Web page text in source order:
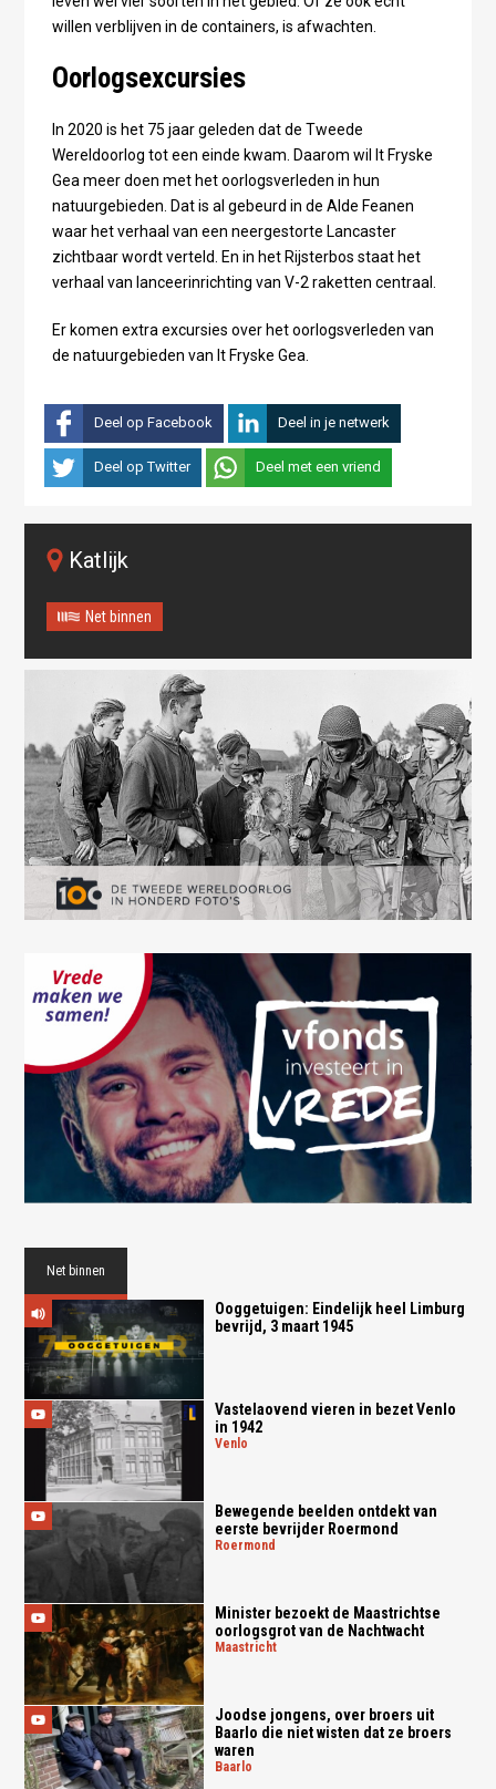
willen verblijven in de containers, is afwachten.
Oorlogsexcursies
In 2020 is het 75 jaar geleden dat de Tweede
Wereldoorlog tot een einde kwam. Daarom wil It Fryske
Gea meer doen met het oorlogsverleden in hun
natuurgebieden. Dat is al gebeurd in de Alde Feanen
waar het verhaal van een neergestorte Lancaster
zichtbaar wordt verteld. En in het Rijsterbos staat het
verhaal van lanceerinrichting van V-2 raketten centraal.
Er komen extra excursies over het oorlogsverleden van
de natuurgebieden van It Fryske Gea.
Deel op Facebook Deel in je netwerk
Deel op Twitter Deel met een vriend
Katlijk
Net binnen
Net binnen
Ooggetuigen: Eindelijk heel Limburg
bevrijd, 3 maart 1945
Vastelaovend vieren in bezet Venlo
in 1942
venlo
Bewegende beelden ontdekt van
eerste bevrijder Roermond
roermond
Minister bezoekt de Maastrichtse
oorlogsgrot van de Nachtwacht
maastricht
Joodse jongens, over broers uit
Baarlo die niet wisten dat ze broers
waren
baarlo